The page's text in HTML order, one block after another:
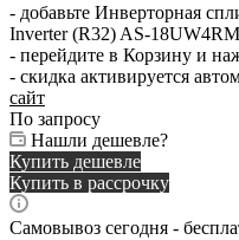
- добавьте Инверторная
Inverter (R32) AS-
- перейдите в Корзину и
- скидка активируется
сайт
По запросу
Нашли дешевле?
Купить дешевле
Купить в рассрочку
Самовывоз сегодня -